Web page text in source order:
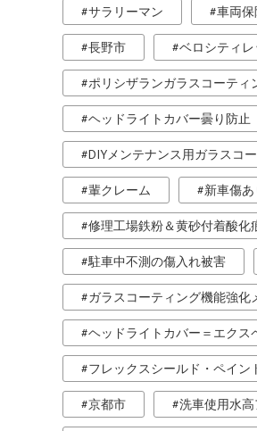
サラリーマン 車両保
長野市 ベロシティ
ポリシザランガラスコーティ
ヘッドライトカバー曇り防止
DIYメンテナンス用ガラスコ
輩クレーム 新車傷あ
修理工場鉄粉＆黄砂付着酸化
駐車中不測の傷入れ被害
ガラスコーティング機能強化
ヘッドライトカバー＝エクス
フレックスシールド・ペイ
京都市 洗車使用水高